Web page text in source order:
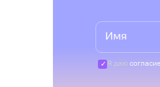
Я даю согласие